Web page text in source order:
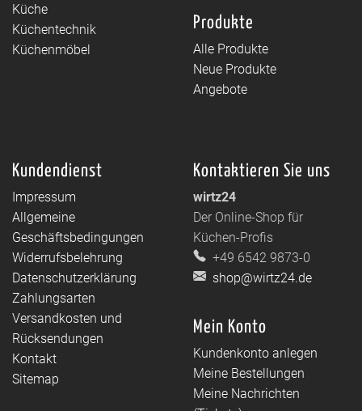
Küche
Küchentechnik
Küchenmöbel
Produkte
Alle Produkte
Neue Produkte
Angebote
Kundendienst
Impressum
Allgemeine
Geschäftsbedingungen
Widerrufsbelehrung
Datenschutzerklärung
Zahlungsarten
Versandkosten und
Rücksendungen
Kontakt
Sitemap
Kontaktieren Sie uns
wirtz24
Der Online-Shop für
Küchen-Profis
+49 6542 9873-0
shop@wirtz24.de
Mein Konto
Kundenkonto anlegen
Meine Bestellungen
Meine Nachrichten